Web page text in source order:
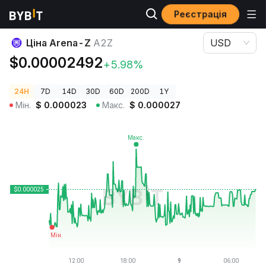
Реєстрація
Ціни криптовалют Ціна Arena-Z A2Z
Ціна Arena-Z A2Z
$0.00002492+5.98%
USD
24H 7D 14D 30D 60D 200D 1Y
Мін. $ 0.000023 Макс. $ 0.000027